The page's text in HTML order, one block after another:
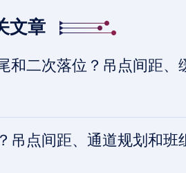
文章
次落位？吊点间距、缓
吊点间距、通道规划和班